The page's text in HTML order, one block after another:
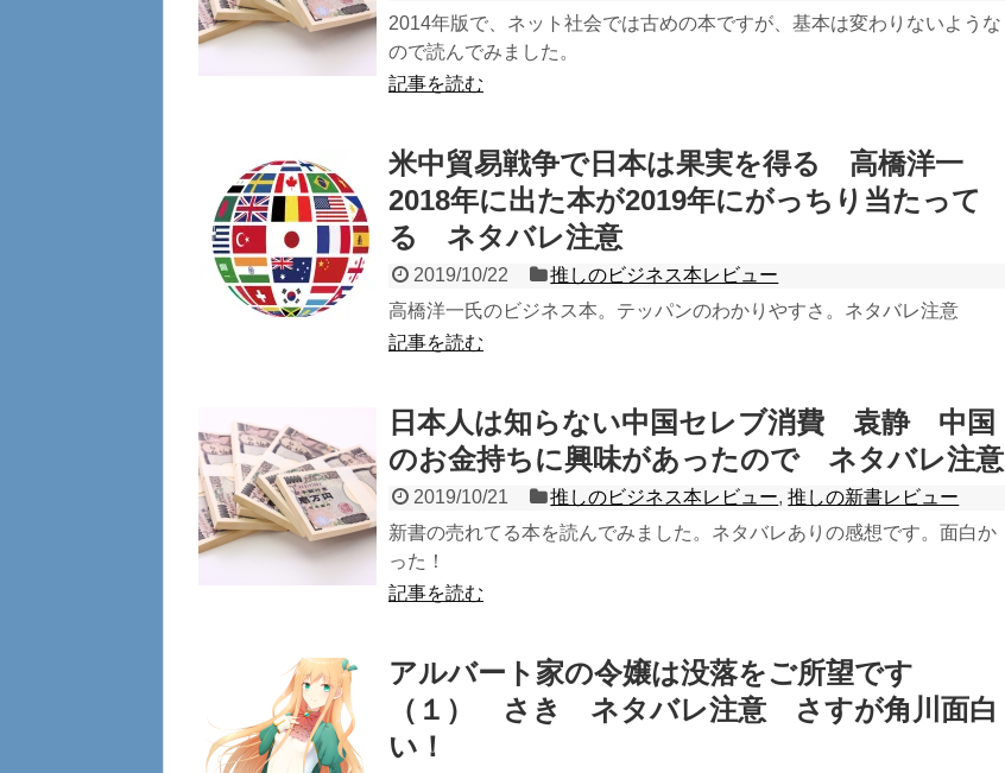
2014年版で、ネット社会では古めの本ですが、基本は変わりないような
ので読んでみました。
記事を読む
米中貿易戦争で日本は果実を得る 高橋洋一
2018年に出た本が2019年にがっちり当たって
る ネタバレ注意
2019/10/22
推しのビジネス本レビュー
高橋洋一氏のビジネス本。テッパンのわかりやすさ。ネタバレ注意
記事を読む
日本人は知らない中国セレブ消費 袁静 中国
のお金持ちに興味があったので ネタバレ注意
2019/10/21 推しのビジネス本レビュー,推しの新書レビュー
新書の売れてる本を読んでみました。ネタバレありの感想です。面白か
った！
記事を読む
アルバート家の令嬢は没落をご所望です
（１） さき ネタバレ注意 さすが角川面白
い！